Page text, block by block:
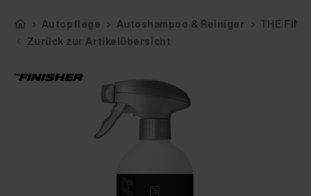
Autopflege Autoshampoo & Reiniger
THE
Zurück zur Artikelübersicht